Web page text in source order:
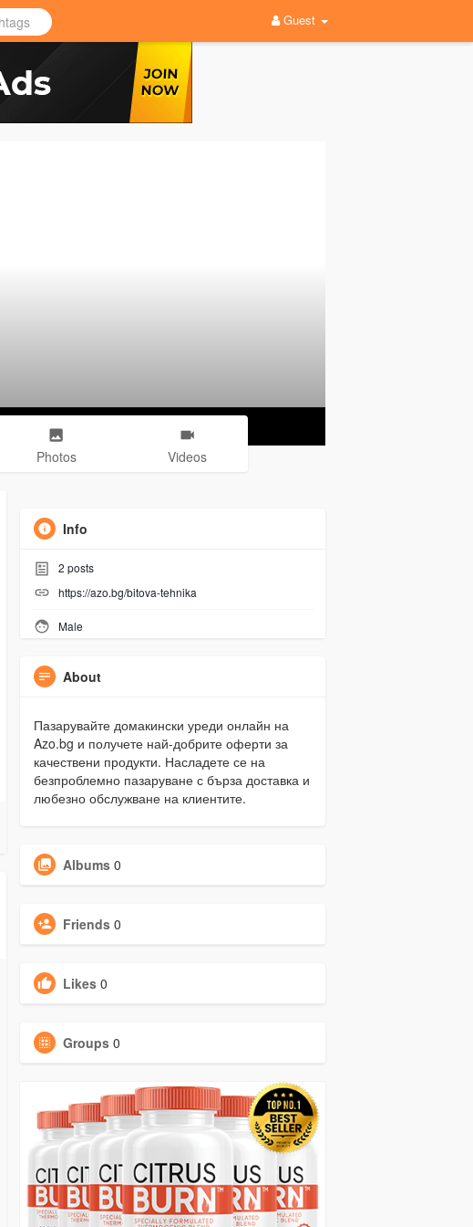
Guest
Photos Videos
Info
2 posts
https://azo.bg/bitova-tehnika
Male
About
Пазарувайте домакински уреди онлайн на
Azo.bg и получете най-добрите оферти за
качествени продукти. Насладете се на
безпроблемно пазаруване с бърза доставка и
любезно обслужване на клиентите.
Albums 0
Friends 0
Likes 0
Groups 0